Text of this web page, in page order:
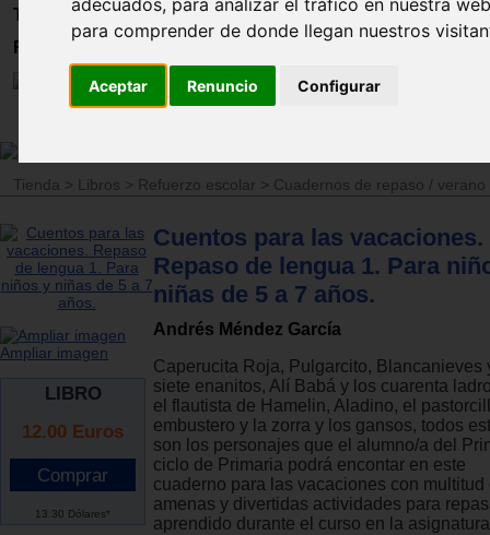
para comprender de donde llegan nuestros
Aceptar Renuncio Configurar
Trabajo
Registro
Tienda > Libros > Refuerzo escolar > Cuadernos de repaso / verano
Ampliar imagen
LIBRO
12.00 Euros
13.30 Dólares*
Cuentos para las vacaciones.
Repaso de lengua 1. Para
niñas de 5 a 7 años.
Andrés Méndez García
Caperucita Roja, Pulgarcito, Blancanieves
siete enanitos, Alí Babá y los cuarenta
el flautista de Hamelin, Aladino, el
embustero y la zorra y los gansos, todos
son los personajes que el alumno/a del
ciclo de Primaria podrá encontar en este
cuaderno para las vacaciones con multitud
amenas y divertidas actividades para
aprendido durante el curso en la